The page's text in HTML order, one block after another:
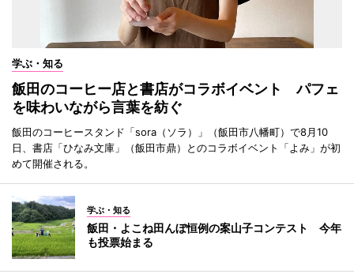
学ぶ・知る
飯田のコーヒー店と書店がコラボイベント パフェ
を味わいながら言葉を紡ぐ
飯田のコーヒースタンド「sora（ソラ）」（飯田市八幡町）で8月10
日、書店「ひなみ文庫」（飯田市鼎）とのコラボイベント「よみ」が初
めて開催される。
学ぶ・知る
飯田・よこね田んぼ恒例の案山子コンテスト 今年
も投票始まる